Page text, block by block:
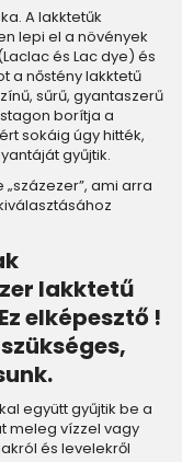
A lakktetűk
lepi el a növények
és Lac dye) és
a nőstény lakktetű
sűrű, gyantaszerű
borítja a
sokáig úgy hitték,
gyűjtik.
ami arra
lakktetű
elképesztő !
együtt gyűjtik be a
meleg vízzel vagy
és levelekről